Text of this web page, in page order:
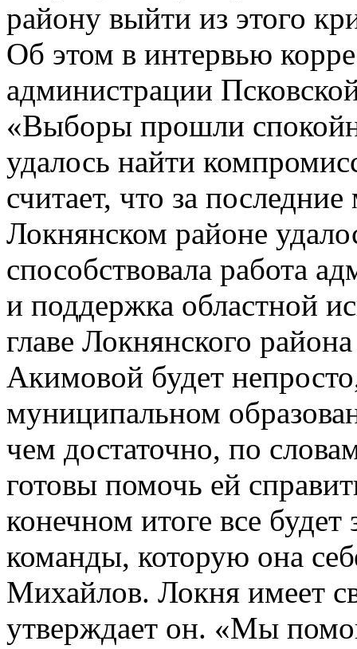
району выйти из этого
Об этом в интервью
администрации
«Выборы прошли
удалось найти
считает, что за
Локнянском районе
способствовала работа
и поддержка областной
главе Локнянского
Акимовой будет
муниципальном
чем достаточно, по
готовы помочь ей
конечном итоге все будет
команды, которую она
Михайлов. Локня имеет
утверждает он. «Мы